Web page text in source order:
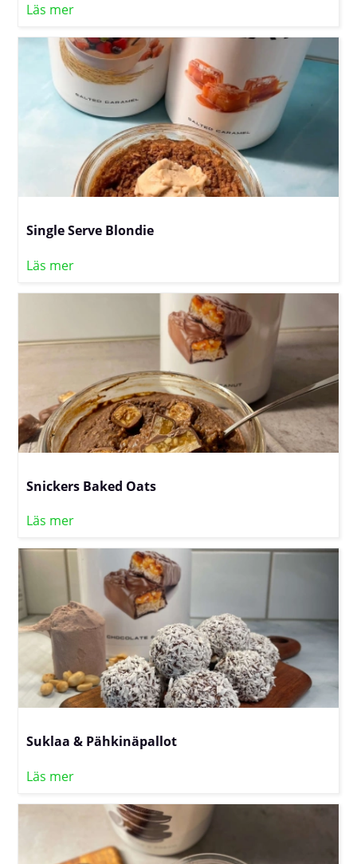
Läs mer
Single Serve Blondie
Läs mer
Snickers Baked Oats
Läs mer
Suklaa & Pähkinäpallot
Läs mer